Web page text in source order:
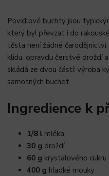
Povidlové buchty jsou
který byl převzat i do
těsta není žádné
klidu, opravdu čerstvé droždí
skládá ze dvou částí: výroba
samotných buchet.
Ingredience k
1/8 l mléka
30 g droždí
60 g krystalového cukru
400 g hladké mouky